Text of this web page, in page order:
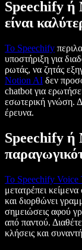
Speechify ή
είναι
Το Speechify
υποστήριξη για
ρωτάς, να ζητάς
Notion AI δεν
chatbot για
εσωτερική γνώση.
έρευνα.
Speechify ή
Το Speechify Voice
μετατρέπει
και διορθώνει
σημειώσεις αφού
από παντού.
κλήσεις και